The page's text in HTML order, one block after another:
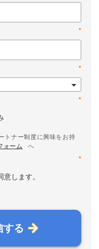
*
*
*
トナー制度に興味をお持
ォーム
へ
*
します。
する